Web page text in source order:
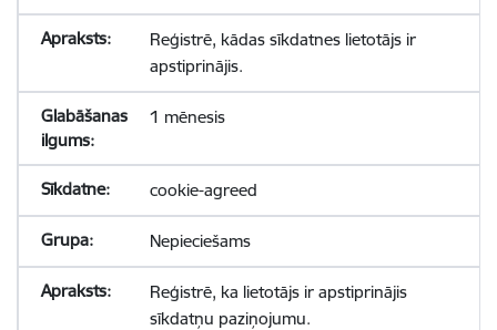
Reģistrē, kādas sīkdatnes lietotājs ir
apstiprinājis.
1 mēnesis
cookie-agreed
Nepieciešams
Reģistrē, ka lietotājs ir apstiprinājis
sīkdatņu paziņojumu.